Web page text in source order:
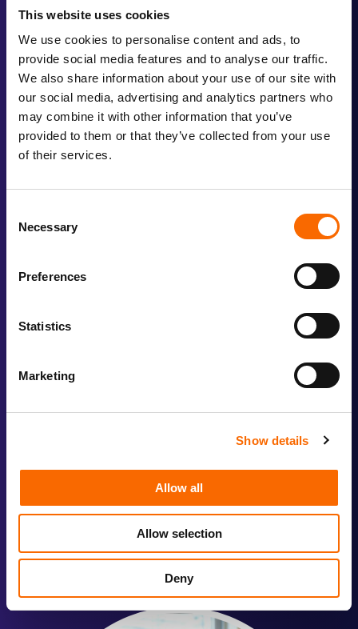
This website uses cookies
We use cookies to personalise content and ads, to
provide social media features and to analyse our traffic.
We also share information about your use of our site with
our social media, advertising and analytics partners who
may combine it with other information that you’ve
provided to them or that they’ve collected from your use
of their services.
Selection
Necessary
Preferences
Statistics
Marketing
Show details
Allow all
Allow selection
Deny
solution onder de aandacht kunnen brengen”
Lody Mustamu
Manager Marketing & Sales
"Ze stoppen pas op het moment dat wij zeggen dat we
100% tevreden zijn."
Esther van Vliet
Marketeer